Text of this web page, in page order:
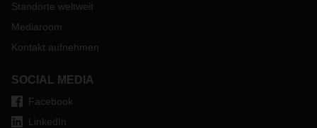
Standorte weltweit
Mediaroom
Kontakt aufnehmen
SOCIAL MEDIA
Facebook
LinkedIn